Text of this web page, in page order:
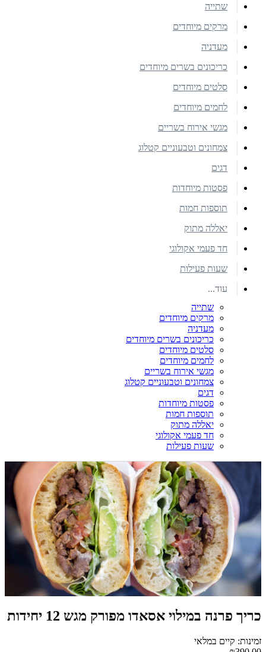
שתייה
מרקים מיוחדים
מעדניה
כריכונים בשרים מיוחדים
סלטים מיוחדים
לחמים מיוחדים
מגשי אירוח בשריים
צמחונים וטבעוניים קטלוג
דגים
פסטות מיוחדות
תוספות חמות
יאללה מתוק
חד פעמי אקולוגי
שעות פעילות
עוד...
שתייה
מרקים מיוחדים
מעדניה
כריכונים בשרים מיוחדים
סלטים מיוחדים
לחמים מיוחדים
מגשי אירוח בשריים
צמחונים וטבעוניים קטלוג
דגים
פסטות מיוחדות
תוספות חמות
יאללה מתוק
חד פעמי אקולוגי
שעות פעילות
כריך פרנה במילוי אסאדו מפורק מגש 12 יחידות
זמינות: קיים במלאי